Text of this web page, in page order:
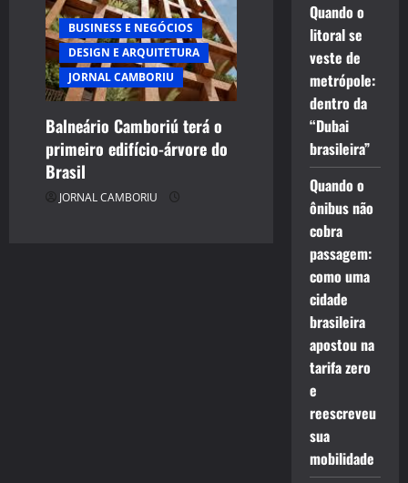
BUSINESS E NEGÓCIOS
DESIGN E ARQUITETURA
JORNAL CAMBORIU
Balneário Camboriú terá o
primeiro edifício-árvore do
Brasil
JORNAL CAMBORIU
Quando o
litoral se
veste de
metrópole:
dentro da
“Dubai
brasileira”
Quando o
ônibus não
cobra
passagem:
como uma
cidade
brasileira
apostou na
tarifa zero
e
reescreveu
sua
mobilidade